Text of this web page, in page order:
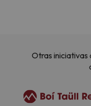
Otras iniciativas